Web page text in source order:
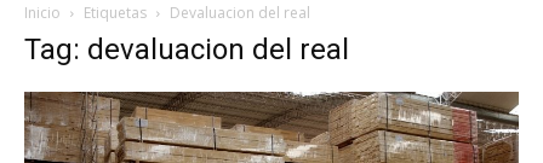
Inicio Etiquetas Devaluacion del real
Tag: devaluacion del real